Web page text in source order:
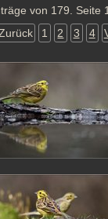
von 179. Seite
1 2 3 4